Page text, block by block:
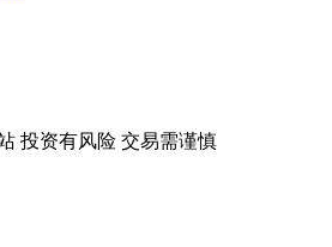
投资有风险 交易需谨慎